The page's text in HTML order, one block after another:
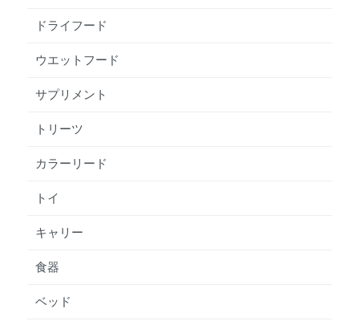
ドライフード
ウエットフード
サプリメント
トリーツ
カラーリード
トイ
キャリー
食器
ベッド